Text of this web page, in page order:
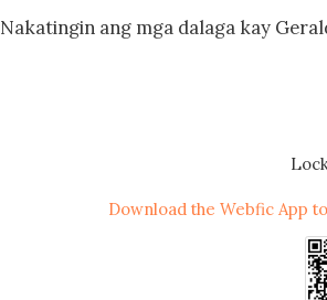
Nakatingin ang mga dalaga kay
Ang Mayberry Commercial Street?
Napangiti nalang si Gerald. Sa mga
Download the Webfic App